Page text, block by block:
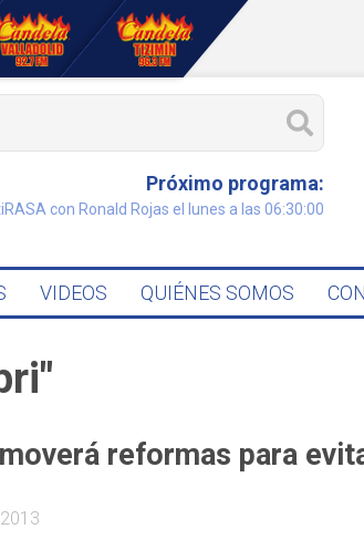
Próximo programa:
con Ronald Rojas el lunes a las 06:30:00
VIDEOS QUIÉNES SOMOS
reformas para